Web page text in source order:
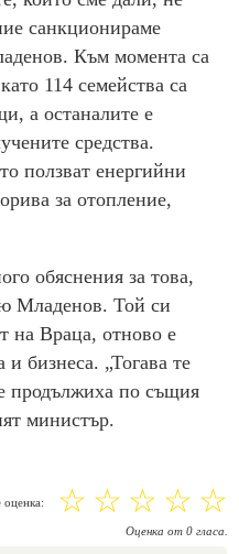
санкционираме
Към момента са
114 семейства са
а останалите е
средства.
ползват енергийни
за отопление,
обяснения за това,
Младенов. Той си
на Враца, отново е
бизнеса. „Тогава те
продължиха по същия
министър.
оценка: ☆
☆
☆
☆
☆
Оценка от 0 гласа.